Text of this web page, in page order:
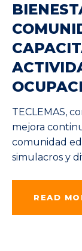
TECLEMAS,
mejora
comunidad
simulacros y
READ